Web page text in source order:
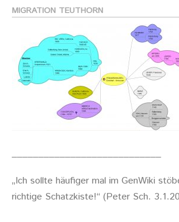
MIGRATION TEUTHORN
„Ich sollte häufiger mal im GenWiki
richtige Schatzkiste!“ (Peter Sch.